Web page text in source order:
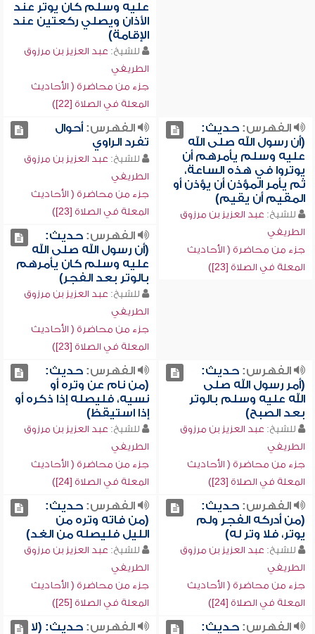
عليه وسلم كان يوتر عند
الأذان ويصلي ركعتين عند
الإقامة)
للشيخ: عبد العزيز بن مرزوق
الطريفي
جزء من محاضرة ( الأحاديث
المعلة في الصلاة [22])
الفهرس:حديث:
(أن رسول الله صلى الله
عليه وسلم يأمرهم أن
يوتروا في هذه الساعة،
ثم يأمر المؤذن أن يؤذن أو
المقيم أن يقيم)
للشيخ: عبد العزيز بن مرزوق
الطريفي
جزء من محاضرة ( الأحاديث
المعلة في الصلاة [23])
الفهرس:أحوال
تفرد الراوي
للشيخ: عبد العزيز بن مرزوق
الطريفي
جزء من محاضرة ( الأحاديث
المعلة في الصلاة [23])
الفهرس:حديث:
(أن رسول الله صلى الله
عليه وسلم كان يأمرهم
بالوتر بعد الفجر)
للشيخ: عبد العزيز بن مرزوق
الطريفي
جزء من محاضرة ( الأحاديث
المعلة في الصلاة [23])
الفهرس:حديث:
(أمر رسول الله صلى
الله عليه وسلم بالوتر
بعد الصبح)
للشيخ: عبد العزيز بن مرزوق
الطريفي
جزء من محاضرة ( الأحاديث
المعلة في الصلاة [23])
الفهرس:حديث:
(من نام عن وتره أو
نسيه، فليصله إذا ذكره أو
إذا استيقظ)
للشيخ: عبد العزيز بن مرزوق
الطريفي
جزء من محاضرة ( الأحاديث
المعلة في الصلاة [24])
الفهرس:حديث:
(من أدركه الفجر ولم
يوتر، فلا وتر له)
للشيخ: عبد العزيز بن مرزوق
الطريفي
جزء من محاضرة ( الأحاديث
المعلة في الصلاة [24])
الفهرس:حديث:
(من فاته وتره من
الليل فليصله من الغد)
للشيخ: عبد العزيز بن مرزوق
الطريفي
جزء من محاضرة ( الأحاديث
المعلة في الصلاة [25])
الفهرس:حديث:
الفهرس:حديث: (لا